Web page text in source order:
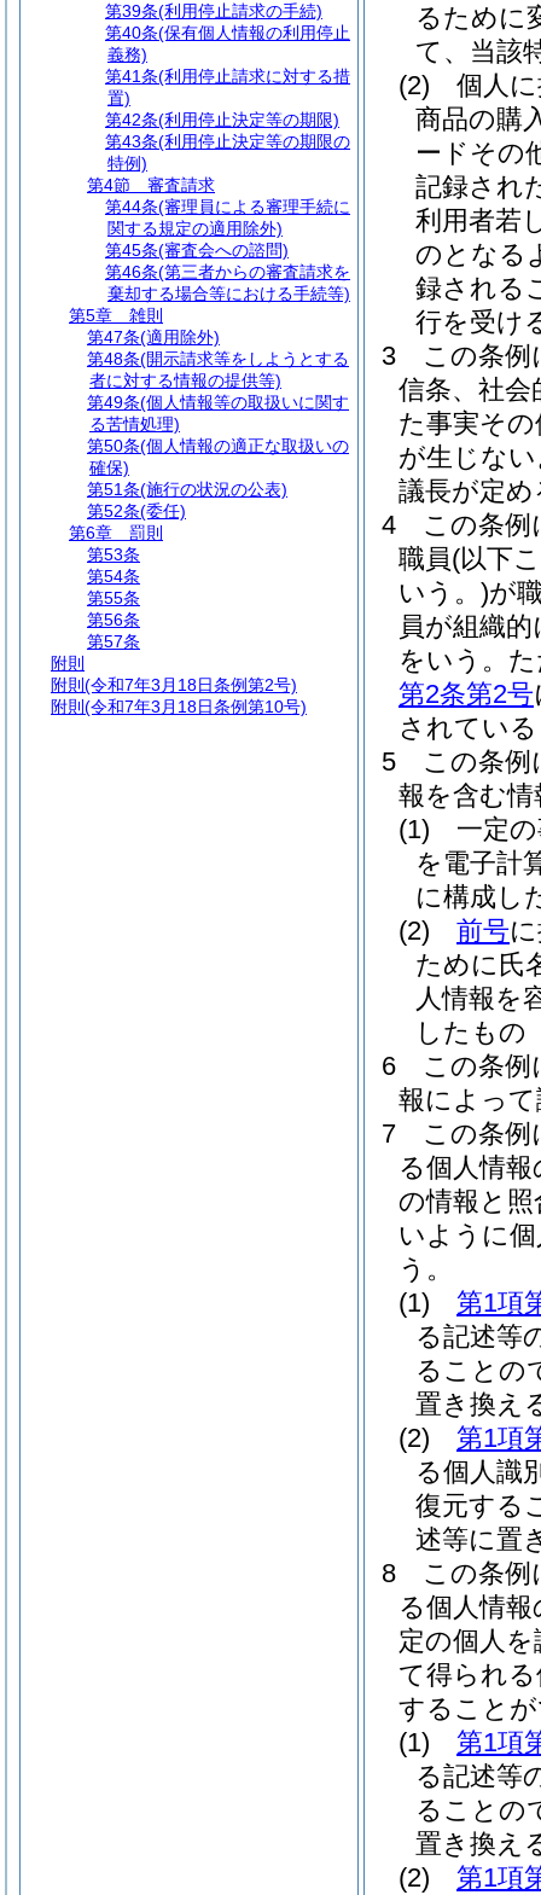
るために
て、当該
(2)
個人
商品の購
ードその
記録され
利用者若
のとなる
録される
行を受け
3
この条例
信条、社会
た事実そ
が生じな
議長が定
4
この条例
職員(以下
いう。)が
員が組織
をいう。
第2条第2号
されてい
5
この条例
報を含む
(1)
一定
を電子計
に構成し
(2)
前号
ために氏
人情報を
したもの
6
この条例
報によっ
7
この条例
る個人情
の情報と
いように
う。
(1)
第1項
る記述等
ることの
置き換え
(2)
第1項
る個人識
復元する
述等に置
8
この条例
る個人情
定の個人
て得られ
すること
(1)
第1項
る記述等
ることの
置き換え
(2)
第1項
第39条(利用停止請求の手続)
第40条(保有個人情報の利用停止
義務)
第41条(利用停止請求に対する措
置)
第42条(利用停止決定等の期限)
第43条(利用停止決定等の期限の
特例)
第4節
審査請求
第44条(審理員による審理手続に
関する規定の適用除外)
第45条(審査会への諮問)
第46条(第三者からの審査請求を
棄却する場合等における手続等)
第5章
雑則
第47条(適用除外)
第48条(開示請求等をしようとする
者に対する情報の提供等)
第49条(個人情報等の取扱いに関す
る苦情処理)
第50条(個人情報の適正な取扱いの
確保)
第51条(施行の状況の公表)
第52条(委任)
第6章
罰則
第53条
第54条
第55条
第56条
第57条
附則
附則 (令和7年3月18日条例第2号)
附則 (令和7年3月18日条例第10号)